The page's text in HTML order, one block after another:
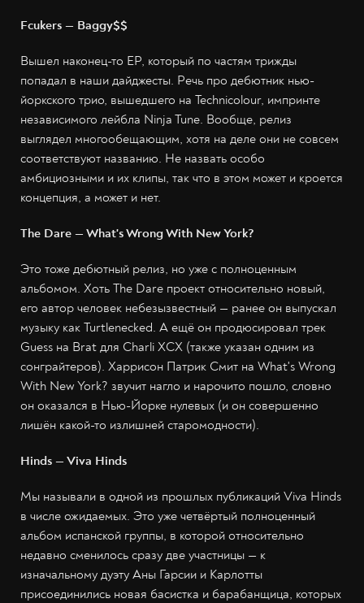
Fcukers — Baggy$$
Вышел наконец-то EP, который по частям трижды
попадал в наши дайджесты. Речь про дебютник нью-
йоркского трио, вышедшего на Technicolour, импринте
независимого лейбла Ninja Tune. Вообще, релиз
выглядел многообещающим, хотя на деле они не совсем
соответствуют названию. Не назвать особо
амбициозными и их клипы, так что в этом может и кроется
концепция, а может и нет.
The Dare — What's Wrong With New York?
Это тоже дебютный релиз, но уже с полноценным
альбомом. Хоть The Dare проект относительно новый,
его автор человек небезызвестный — ранее он выпускал
музыку как Turtlenecked. А ещё он продюсировал трек
Guess на Brat для Charli XCX (также указан одним из
сонграйтеров). Харрисон Патрик Смит на What's Wrong
With New York? звучит нагло и нарочито пошло, словно
он оказался в Нью-Йорке нулевых (и он совершенно
лишён какой-то излишней старомодности).
Hinds — Viva Hinds
Мы называли в одной из прошлых публикаций Viva Hinds
в числе ожидаемых. Это уже четвёртый полноценный
альбом испанской группы, в которой относительно
недавно сменилось сразу две участницы — к
изначальному дуэту Аны Гарсии и Карлотты
присоединились новая басистка и барабанщица, которых